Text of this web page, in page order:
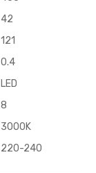
42
121
0.4
LED
8
3000K
220-240